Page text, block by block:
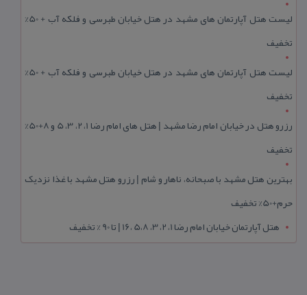
لیست هتل آپارتمان های مشهد در هتل خیابان طبرسی و فلکه آب + 50%
تخفیف
لیست هتل آپارتمان های مشهد در هتل خیابان طبرسی و فلکه آب + 50%
تخفیف
رزرو هتل در خیابان امام رضا مشهد | هتل‌ های امام رضا 1، 2، 3، 5 و 8+50%
تخفیف
بهترین هتل مشهد با صبحانه، ناهار و شام | رزرو هتل مشهد با غذا نزدیک
حرم+50% تخفیف
هتل آپارتمان خیابان امام رضا 1، 2، 3، 5،8 ،16 | تا 90 % تخفیف